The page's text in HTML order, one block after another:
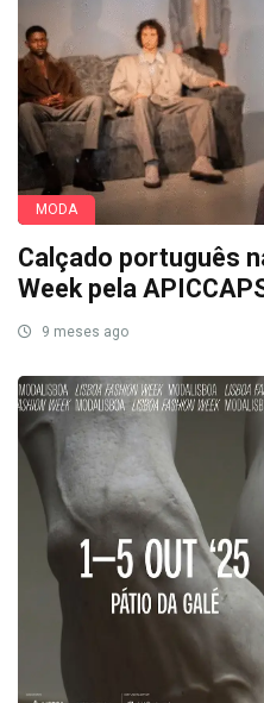
MODA
Calçado português
Week pela
9 meses ago